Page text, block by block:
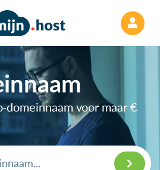
domeinnaam voor maar €